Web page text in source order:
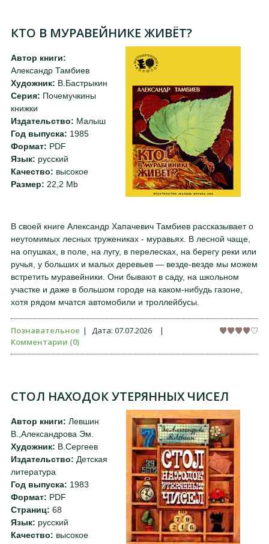
КТО В МУРАВЕЙНИКЕ ЖИВЁТ?
Автор книги:
Александр Тамбиев
Художник: В.Бастрыкин
Серия: Почемучкины
книжки
Издательство: Малыш
Год выпуска: 1985
Формат: PDF
Язык: русский
Качество: высокое
Размер: 22,2 Mb
В своей книге Александр Хапачевич Тамбиев рассказывает о
неутомимых лесных тружениках - муравьях. В лесной чаще,
на опушках, в поле, на лугу, в перелесках, на берегу реки или
ручья, у больших и малых деревьев — везде-везде мы можем
встретить муравейники. Они бывают в саду, на школьном
участке и даже в большом городе на каком-нибудь газоне,
хотя рядом мчатся автомобили и троллейбусы.
Познавательное | Дата: 07.07.2026
|
Комментарии (0)
СТОЛ НАХОДОК УТЕРЯННЫХ ЧИСЕЛ
Автор книги: Левшин
В.,Александрова Эм.
Художник: В.Сергеев
Издательство: Детская
литература
Год выпуска: 1983
Формат: PDF
Страниц: 68
Язык: русский
Качество: высокое